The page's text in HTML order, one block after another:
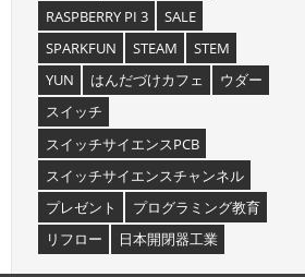
RASPBERRY PI 3
SALE
SPARKFUN
STEAM
STEM
YUN
はんだづけカフェ
ウダー
スイッチ
スイッチサイエンスPCB
スイッチサイエンスチャンネル
プレゼント
プログラミング教育
リフロー
日本開閉器工業